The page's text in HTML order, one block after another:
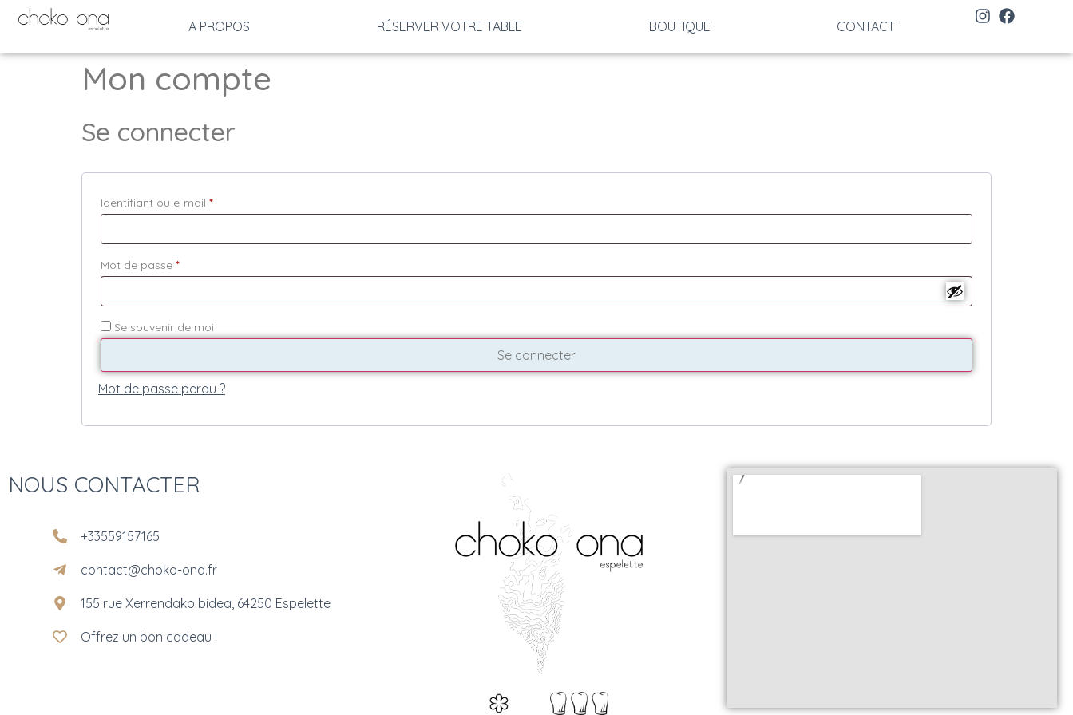
A PROPOS RÉSERVER VOTRE TABLE BOUTIQUE CONTACT
Mon compte
Se connecter
Identifiant ou e-mail *
Mot de passe *
Se souvenir de moi
Se connecter
Mot de passe perdu ?
NOUS CONTACTER
+33559157165
contact@choko-ona.fr
155 rue Xerrendako bidea, 64250 Espelette
Offrez un bon cadeau !